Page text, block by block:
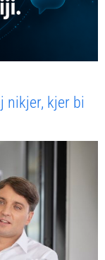
nikjer, kjer bi